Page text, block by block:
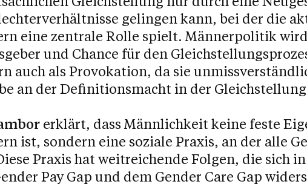
gelingen kann, bei der die
eine zentrale Rolle spielt. Männerpolitik
und Chance für den
auch als Provokation, da sie
an der Definitionsmacht in der
erklärt, dass Männlichkeit keine feste
ist, sondern eine soziale Praxis, an der alle
Praxis hat weitreichende Folgen, die sich
Pay Gap und dem Gender Care Gap